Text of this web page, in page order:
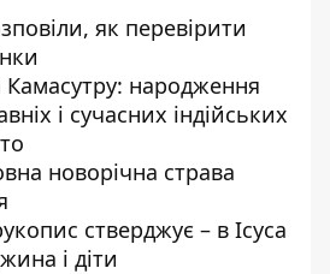
як перевірити
Камасутру: народження
і сучасних індійських
новорічна страва
стверджує – в Ісуса
і діти